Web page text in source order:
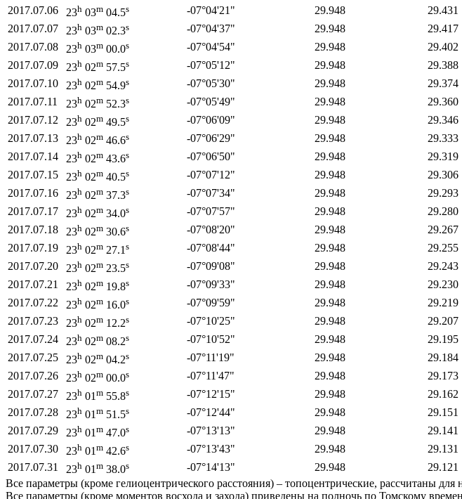
2017.07.06
23h 03m 04.5s -07°04'21" 29.948 29.431
2017.07.07
23h 03m 02.3s -07°04'37" 29.948 29.417
2017.07.08
23h 03m 00.0s -07°04'54" 29.948 29.402
2017.07.09
23h 02m 57.5s -07°05'12" 29.948 29.388
2017.07.10
23h 02m 54.9s -07°05'30" 29.948 29.374
2017.07.11
23h 02m 52.3s -07°05'49" 29.948 29.360
2017.07.12
23h 02m 49.5s -07°06'09" 29.948 29.346
2017.07.13
23h 02m 46.6s -07°06'29" 29.948 29.333
2017.07.14
23h 02m 43.6s -07°06'50" 29.948 29.319
2017.07.15
23h 02m 40.5s -07°07'12" 29.948 29.306
2017.07.16
23h 02m 37.3s -07°07'34" 29.948 29.293
2017.07.17
23h 02m 34.0s -07°07'57" 29.948 29.280
2017.07.18
23h 02m 30.6s -07°08'20" 29.948 29.267
2017.07.19
23h 02m 27.1 s -07°08'44" 29.948 29.255
2017.07.20
23h 02m 23.5s -07°09'08" 29.948 29.243
2017.07.21
23h 02m 19.8s -07°09'33" 29.948 29.230
2017.07.22
23h 02m 16.0s -07°09'59" 29.948 29.219
2017.07.23
23h 02m 12.2s -07°10'25" 29.948 29.207
2017.07.24
23h 02m 08.2s -07°10'52" 29.948 29.195
2017.07.25
23h 02m 04.2s -07°11'19" 29.948 29.184
2017.07.26
23h 02m 00.0s -07°11'47" 29.948 29.173
2017.07.27
23h 01 m 55.8s -07°12'15" 29.948 29.162
2017.07.28
23h 01 m 51.5s -07°12'44" 29.948 29.151
2017.07.29
23h 01 m 47.0s -07°13'13" 29.948 29.141
2017.07.30
23h 01 m 42.6s -07°13'43" 29.948 29.131
2017.07.31
23h 01 m 38.0s -07°14'13" 29.948 29.121
Все параметры (кроме гелиоцентрического расстояния) – топоцентрические, рассчитаны для
Все параметры (кроме моментов восхода и захода) приведены на полночь по Томскому